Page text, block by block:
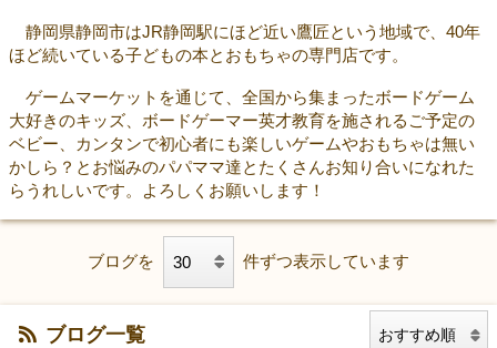
静岡県静岡市はJR静岡駅にほど近い鷹匠という地域で、40年
ほど続いている子どもの本とおもちゃの専門店です。
ゲームマーケットを通じて、全国から集まったボードゲーム
大好きのキッズ、ボードゲーマー英才教育を施されるご予定の
ベビー、カンタンで初心者にも楽しいゲームやおもちゃは無い
かしら？とお悩みのパパママ達とたくさんお知り合いになれた
らうれしいです。よろしくお願いします！
ブログを 件ずつ表示しています
ブログ一覧